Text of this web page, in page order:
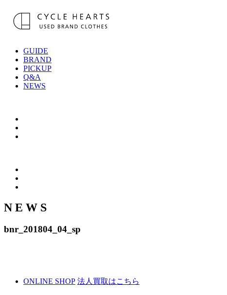
GUIDE
BRAND
PICKUP
Q&A
NEWS
N E W S
bnr_201804_04_sp
ONLINE SHOP 法人買取はこちら